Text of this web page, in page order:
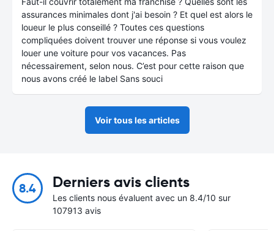
assurances minimales dont j'ai besoin ? Et quel est alors le
loueur le plus conseillé ? Toutes ces questions
compliquées doivent trouver une réponse si vous voulez
louer une voiture pour vos vacances. Pas
nécessairement, selon nous. C’est pour cette raison que
nous avons créé le label Sans souci
Voir tous les articles
8.4 Derniers avis clients
Les clients nous évaluent avec un 8.4/10 sur
107913 avis